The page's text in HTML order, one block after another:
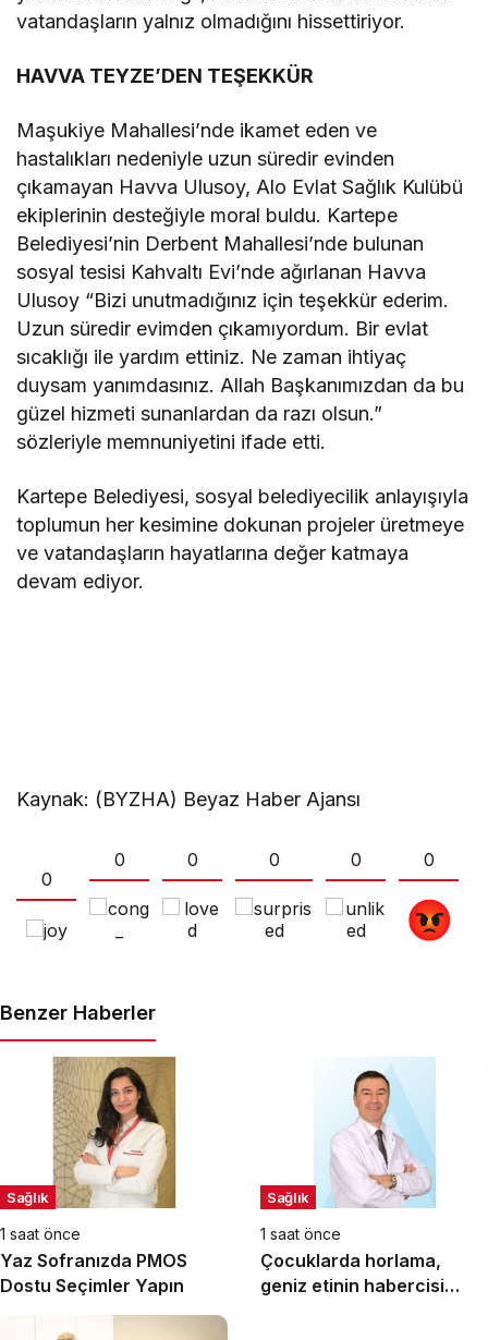
vatandaşların yalnız olmadığını hissettiriyor.
HAVVA TEYZE’DEN TEŞEKKÜR
Maşukiye Mahallesi’nde ikamet eden ve
hastalıkları nedeniyle uzun süredir evinden
çıkamayan Havva Ulusoy, Alo Evlat Sağlık Kulübü
ekiplerinin desteğiyle moral buldu. Kartepe
Belediyesi’nin Derbent Mahallesi’nde bulunan
sosyal tesisi Kahvaltı Evi’nde ağırlanan Havva
Ulusoy “Bizi unutmadığınız için teşekkür ederim.
Uzun süredir evimden çıkamıyordum. Bir evlat
sıcaklığı ile yardım ettiniz. Ne zaman ihtiyaç
duysam yanımdasınız. Allah Başkanımızdan da bu
güzel hizmeti sunanlardan da razı olsun.”
sözleriyle memnuniyetini ifade etti.
Kartepe Belediyesi, sosyal belediyecilik anlayışıyla
toplumun her kesimine dokunan projeler üretmeye
ve vatandaşların hayatlarına değer katmaya
devam ediyor.
Kaynak: (BYZHA) Beyaz Haber Ajansı
0
0 0 0 0 0
Benzer Haberler
Sağlık
1 saat önce
Yaz Sofranızda PMOS
Dostu Seçimler Yapın
Sağlık
1 saat önce
Çocuklarda horlama,
geniz etinin habercisi